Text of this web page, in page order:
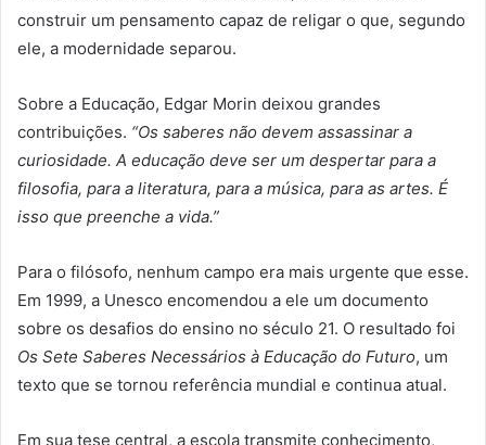
construir um pensamento capaz de religar o que, segundo
ele, a modernidade separou.
Sobre a Educação, Edgar Morin deixou grandes
contribuições. “Os saberes não devem assassinar a
curiosidade. A educação deve ser um despertar para a
filosofia, para a literatura, para a música, para as artes. É
isso que preenche a vida.”
Para o filósofo, nenhum campo era mais urgente que esse.
Em 1999, a Unesco encomendou a ele um documento
sobre os desafios do ensino no século 21. O resultado foi
Os Sete Saberes Necessários à Educação do Futuro, um
texto que se tornou referência mundial e continua atual.
Em sua tese central, a escola transmite conhecimento,